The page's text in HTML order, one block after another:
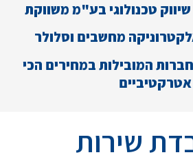
מחשבים וסלולר
המובילות במחירים הכי
אטרקטיביים
שירות